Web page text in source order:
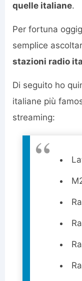
quelle italiane.
Per fortuna
semplice
stazioni radio
Di seguito ho
italiane più
streaming: